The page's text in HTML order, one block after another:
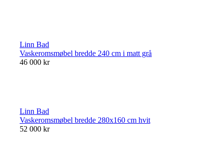
Linn Bad
Vaskeromsmøbel bredde 240 cm i matt grå
46 000 kr
Linn Bad
Vaskeromsmøbel bredde 280x160 cm hvit
52 000 kr